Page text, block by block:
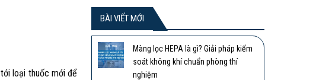
loại thuốc mới để
BÀI VIẾT MỚI
Màng lọc HEPA là gì? Giải pháp kiểm
soát không khí chuẩn phòng thí
nghiệm